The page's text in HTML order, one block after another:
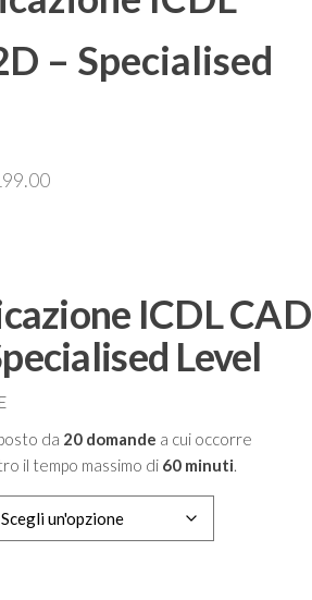
– Specialised
Fascia
€109.00
a
€199.00
ICDL CAD
Level
da 20 domande a cui occorre
il tempo massimo di 60 minuti.